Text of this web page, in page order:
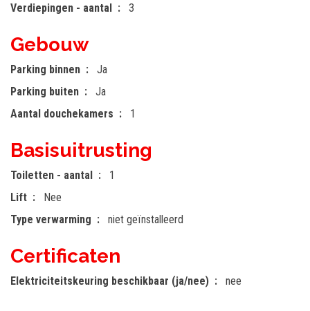
Verdiepingen - aantal
3
Gebouw
Parking binnen
Ja
Parking buiten
Ja
Aantal douchekamers
1
Basisuitrusting
Toiletten - aantal
1
Lift
Nee
Type verwarming
niet geïnstalleerd
Certificaten
Elektriciteitskeuring beschikbaar (ja/nee) nee